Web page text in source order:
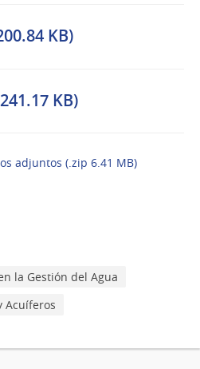
KB)
KB)
adjuntos (.zip 6.41 MB)
la Gestión del Agua
Acuíferos